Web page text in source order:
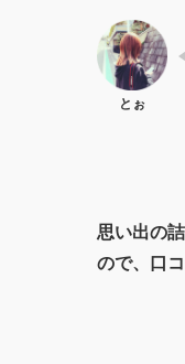
思い出の
ので、口